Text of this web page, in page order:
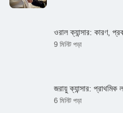
ওরাল ক্যান্সার: কারণ,
9 মিনিট পড়া
জরায়ু ক্যান্সার: প্রাথমিক
6 মিনিট পড়া